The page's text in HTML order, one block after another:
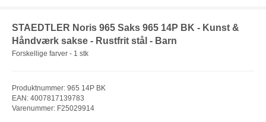
STAEDTLER Noris 965 Saks 965 14P BK - Kunst &
Håndværk sakse - Rustfrit stål - Barn
Forskellige farver - 1 stk
Produktnummer: 965 14P BK
EAN: 4007817139783
Varenummer: F25029914